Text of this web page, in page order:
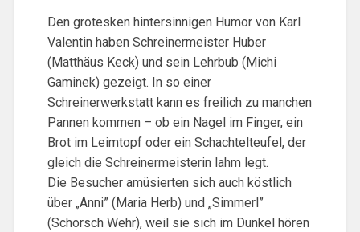
Den grotesken hintersinnigen Humor von Karl
Valentin haben Schreinermeister Huber
(Matthäus Keck) und sein Lehrbub (Michi
Gaminek) gezeigt. In so einer
Schreinerwerkstatt kann es freilich zu manchen
Pannen kommen – ob ein Nagel im Finger, ein
Brot im Leimtopf oder ein Schachtelteufel, der
gleich die Schreinermeisterin lahm legt.
Die Besucher amüsierten sich auch köstlich
über „Anni” (Maria Herb) und „Simmerl”
(Schorsch Wehr), weil sie sich im Dunkel hören